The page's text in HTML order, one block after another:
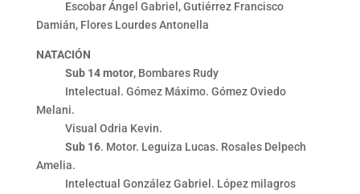
Escobar Ángel Gabriel, Gutiérrez Francisco
Damián, Flores Lourdes Antonella
NATACIÓN
Sub 14 motor, Bombares Rudy
Intelectual. Gómez Máximo. Gómez Oviedo
Melani.
Visual Odria Kevin.
Sub 16. Motor. Leguiza Lucas. Rosales Delpech
Amelia.
Intelectual González Gabriel. López milagros